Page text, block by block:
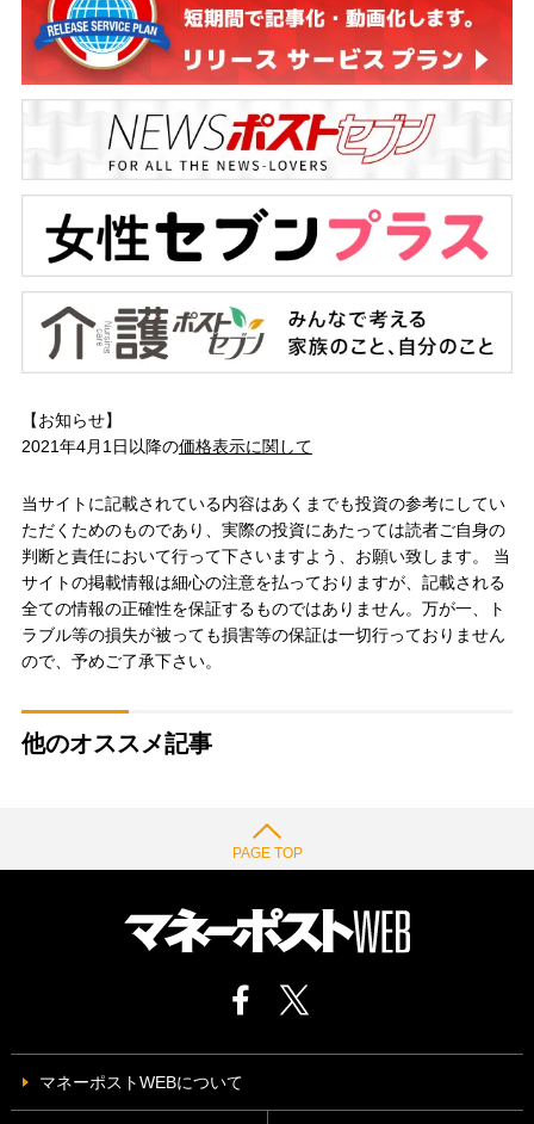
【お知らせ】
2021年4月1日以降の価格表示に関して
当サイトに記載されている内容はあくまでも投資の参考にしてい
ただくためのものであり、実際の投資にあたっては読者ご自身の
判断と責任において行って下さいますよう、お願い致します。 当
サイトの掲載情報は細心の注意を払っておりますが、記載される
全ての情報の正確性を保証するものではありません。万が一、ト
ラブル等の損失が被っても損害等の保証は一切行っておりません
ので、予めご了承下さい。
他のオススメ記事
PAGE TOP
マネーポストWEBについて